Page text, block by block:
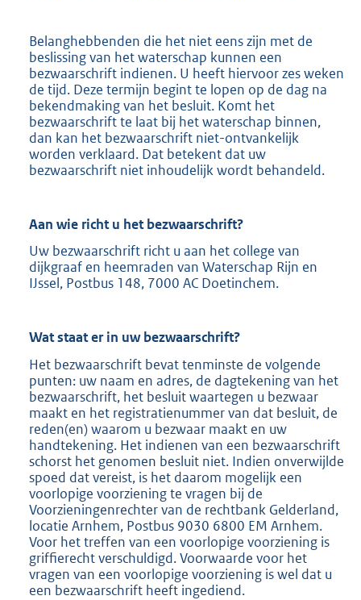
Belanghebbenden die het niet eens zijn met de
beslissing van het waterschap kunnen een
bezwaarschrift indienen. U heeft hiervoor zes weken
de tijd. Deze termijn begint te lopen op de dag na
bekendmaking van het besluit. Komt het
bezwaarschrift te laat bij het waterschap binnen,
dan kan het bezwaarschrift niet-ontvankelijk
worden verklaard. Dat betekent dat uw
bezwaarschrift niet inhoudelijk wordt behandeld.
Aan wie richt u het bezwaarschrift?
Uw bezwaarschrift richt u aan het college van
dijkgraaf en heemraden van Waterschap Rijn en
IJssel, Postbus 148, 7000 AC Doetinchem.
Wat staat er in uw bezwaarschrift?
Het bezwaarschrift bevat tenminste de volgende
punten: uw naam en adres, de dagtekening van het
bezwaarschrift, het besluit waartegen u bezwaar
maakt en het registratienummer van dat besluit, de
reden(en) waarom u bezwaar maakt en uw
handtekening. Het indienen van een bezwaarschrift
schorst het genomen besluit niet. Indien onverwijlde
spoed dat vereist, is het daarom mogelijk een
voorlopige voorziening te vragen bij de
Voorzieningenrechter van de rechtbank Gelderland,
locatie Arnhem, Postbus 9030 6800 EM Arnhem.
Voor het treffen van een voorlopige voorziening is
griffierecht verschuldigd. Voorwaarde voor het
vragen van een voorlopige voorziening is wel dat u
een bezwaarschrift heeft ingediend.